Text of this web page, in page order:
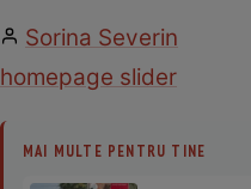
Sorina Severin
homepage slider
MAI MULTE PENTRU TINE